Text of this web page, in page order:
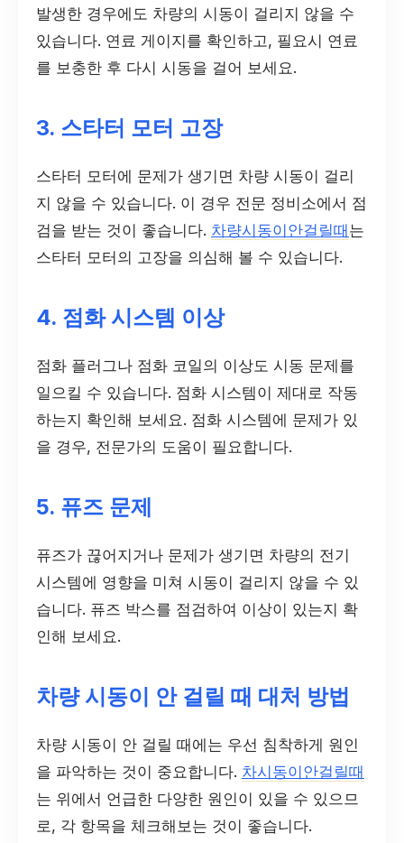
발생한 경우에도 차량의 시동이 걸리지 않을 수
있습니다. 연료 게이지를 확인하고, 필요시 연료
를 보충한 후 다시 시동을 걸어 보세요.
3. 스타터 모터 고장
스타터 모터에 문제가 생기면 차량 시동이 걸리
지 않을 수 있습니다. 이 경우 전문 정비소에서 점
검을 받는 것이 좋습니다. 차량시동이안걸릴때 는
스타터 모터의 고장을 의심해 볼 수 있습니다.
4. 점화 시스템 이상
점화 플러그나 점화 코일의 이상도 시동 문제를
일으킬 수 있습니다. 점화 시스템이 제대로 작동
하는지 확인해 보세요. 점화 시스템에 문제가 있
을 경우, 전문가의 도움이 필요합니다.
5. 퓨즈 문제
퓨즈가 끊어지거나 문제가 생기면 차량의 전기
시스템에 영향을 미쳐 시동이 걸리지 않을 수 있
습니다. 퓨즈 박스를 점검하여 이상이 있는지 확
인해 보세요.
차량 시동이 안 걸릴 때 대처 방법
차량 시동이 안 걸릴 때에는 우선 침착하게 원인
을 파악하는 것이 중요합니다. 차시동이안걸릴때
는 위에서 언급한 다양한 원인이 있을 수 있으므
로, 각 항목을 체크해보는 것이 좋습니다.